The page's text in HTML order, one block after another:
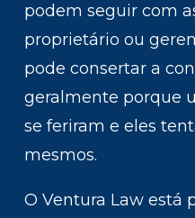
podem seguir com
proprietário ou
pode consertar a
geralmente porque
se feriram e eles
mesmos.
O Ventura Law está